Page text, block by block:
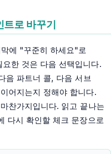
트로 바꾸기
에 "꾸준히 하세요"로
한 것은 다음 선택입니다.
음 파트너 콜, 다음 서브
어지는지 정해야 합니다.
찬가지입니다. 읽고 끝나는
다시 확인할 체크 문장으로